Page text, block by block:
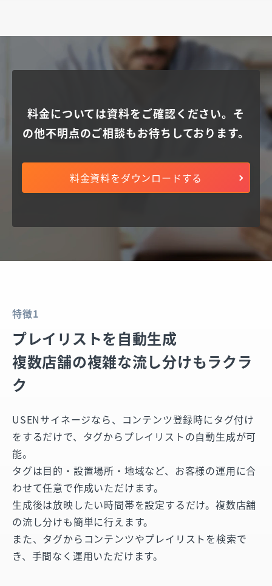
料金については資料をご確認ください。 そ
の他不明点のご相談もお待ちしております。
料金資料をダウンロードする
特徴1
プレイリストを自動生成
複数店舗の複雑な流し分けもラクラ
ク
USENサイネージなら、コンテンツ登録時にタグ付け
をするだけで、タグからプレイリストの自動生成が可
能。
タグは目的・設置場所・地域など、お客様の運用に合
わせて任意で作成いただけます。
生成後は放映したい時間帯を設定するだけ。複数店舗
の流し分けも簡単に行えます。
また、タグからコンテンツやプレイリストを検索で
き、手間なく運用いただけます。